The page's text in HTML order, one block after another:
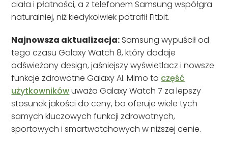
ciała i płatności, a z telefonem Samsung współgra
naturalniej, niż kiedykolwiek potrafił Fitbit.
Najnowsza aktualizacja: Samsung wypuścił od
tego czasu Galaxy Watch 8, który dodaje
odświeżony design, jaśniejszy wyświetlacz i nowsze
funkcje zdrowotne Galaxy AI. Mimo to część
użytkownikówuważa Galaxy Watch 7 za lepszy
stosunek jakości do ceny, bo oferuje wiele tych
samych kluczowych funkcji zdrowotnych,
sportowych i smartwatchowych w niższej cenie.